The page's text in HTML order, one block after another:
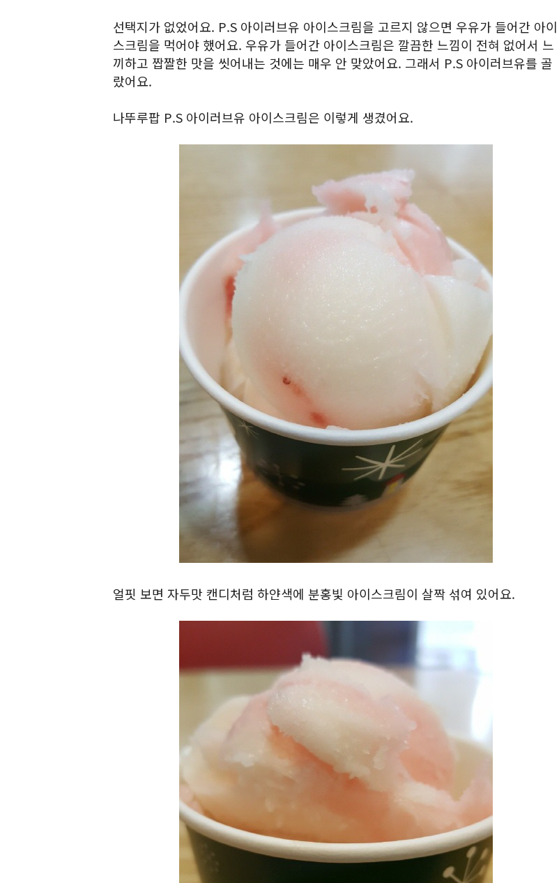
선택지가 없었어요. P.S 아이러브유 아이스크림을 고르지 않으면 우유가 들어간 아이
스크림을 먹어야 했어요. 우유가 들어간 아이스크림은 깔끔한 느낌이 전혀 없어서 느
끼하고 짭짤한 맛을 씻어내는 것에는 매우 안 맞았어요. 그래서 P.S 아이러브유를 골
랐어요.
나뚜루팝 P.S 아이러브유 아이스크림은 이렇게 생겼어요.
얼핏 보면 자두맛 캔디처럼 하얀색에 분홍빛 아이스크림이 살짝 섞여 있어요.